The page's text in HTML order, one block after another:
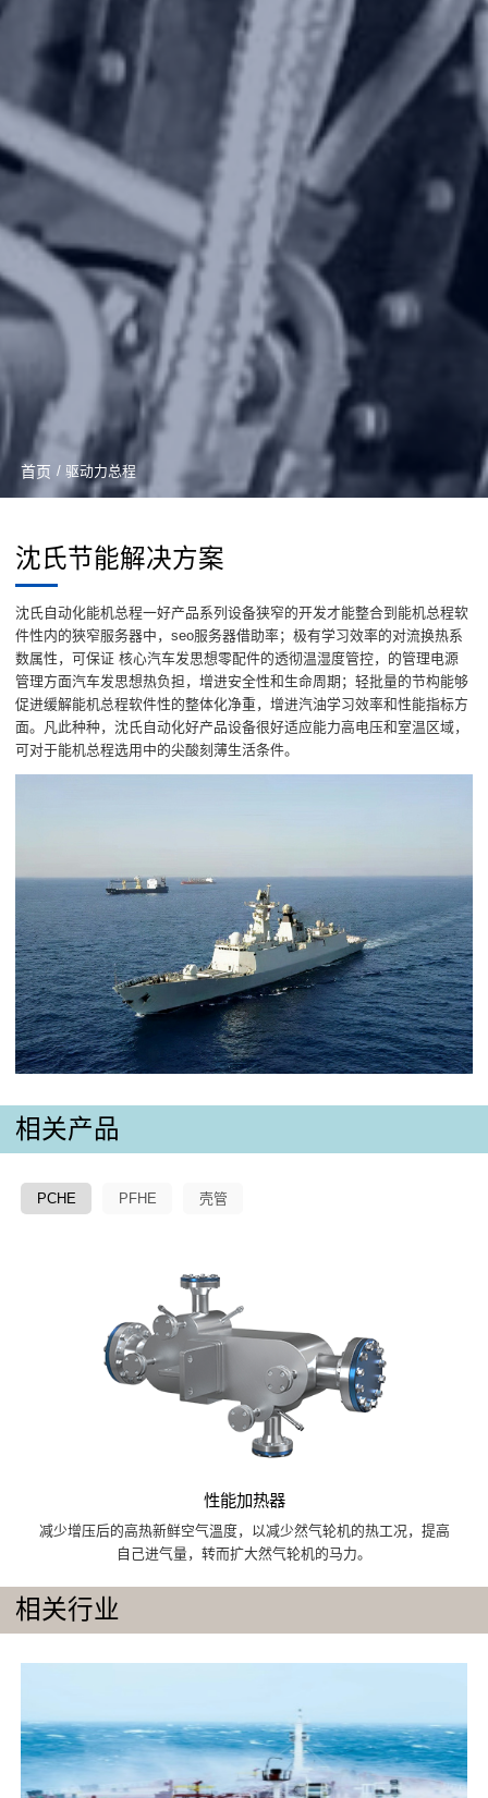
首页 / 驱动力总程
沈氏节能解决方案
沈氏自动化能机总程一好产品系列设备狭窄的开发才能整合到能机总程软
件性内的狹窄服务器中，seo服务器借助率；极有学习效率的对流换热系
数属性，可保证 核心汽车发思想零配件的透彻温湿度管控，的管理电源
管理方面汽车发思想热负担，增进安全性和生命周期；轻批量的节构能够
促进缓解能机总程软件性的整体化净重，增进汽油学习效率和性能指标方
面。凡此种种，沈氏自动化好产品设备很好适应能力高电压和室温区域，
可对于能机总程选用中的尖酸刻薄生活条件。
相关产品
PCHE PFHE 壳管
性能加热器
减少增压后的高热新鲜空气溫度，以减少然气轮机的热工况，提高
自己进气量，转而扩大然气轮机的马力。
相关行业